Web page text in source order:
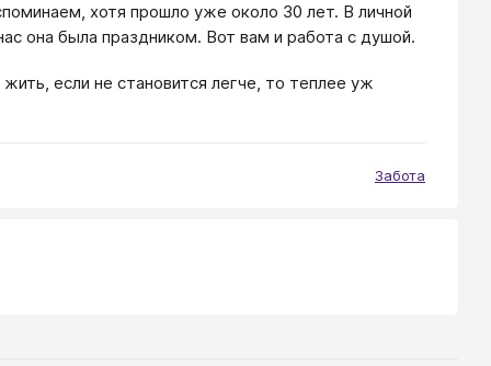
хотя прошло уже около 30 лет. В личной
она была праздником. Вот вам и работа с душой.
если не становится легче, то теплее уж
Забота